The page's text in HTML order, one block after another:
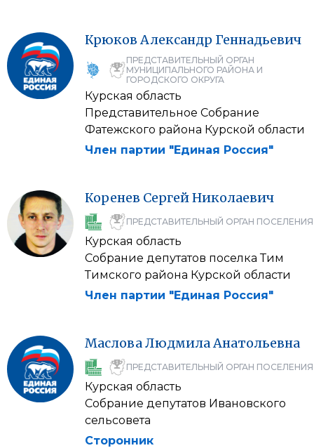
Крюков Александр Геннадьевич
ПРЕДСТАВИТЕЛЬНЫЙ ОРГАН
МУНИЦИПАЛЬНОГО РАЙОНА И
ГОРОДСКОГО ОКРУГА
Курская область
Представительное Собрание
Фатежского района Курской области
Член партии "Единая Россия"
Коренев СергейНиколаевич
ПРЕДСТАВИТЕЛЬНЫЙ ОРГАН ПОСЕЛЕНИЯ
Курская область
Собрание депутатов поселка Тим
Тимского района Курской области
Член партии "Единая Россия"
МасловаЛюдмилаАнатольевна
ПРЕДСТАВИТЕЛЬНЫЙ ОРГАН ПОСЕЛЕНИЯ
Курская область
Собрание депутатов Ивановского
сельсовета
Сторонник